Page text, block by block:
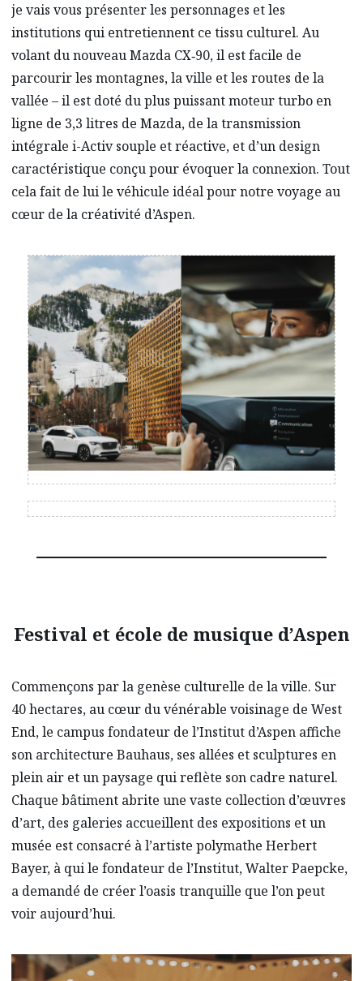
je vais vous présenter les personnages et les
institutions qui entretiennent ce tissu culturel. Au
volant du nouveau Mazda CX‑90, il est facile de
parcourir les montagnes, la ville et les routes de la
vallée – il est doté du plus puissant moteur turbo en
ligne de 3,3 litres de Mazda, de la transmission
intégrale i-Activ souple et réactive, et d’un design
caractéristique conçu pour évoquer la connexion. Tout
cela fait de lui le véhicule idéal pour notre voyage au
cœur de la créativité d’Aspen.
Festival et école de musique d’Aspen
Commençons par la genèse culturelle de la ville. Sur
40 hectares, au cœur du vénérable voisinage de West
End, le campus fondateur de l’Institut d’Aspen affiche
son architecture Bauhaus, ses allées et sculptures en
plein air et un paysage qui reflète son cadre naturel.
Chaque bâtiment abrite une vaste collection d’œuvres
d’art, des galeries accueillent des expositions et un
musée est consacré à l’artiste polymathe Herbert
Bayer, à qui le fondateur de l’Institut, Walter Paepcke,
a demandé de créer l’oasis tranquille que l’on peut
voir aujourd’hui.